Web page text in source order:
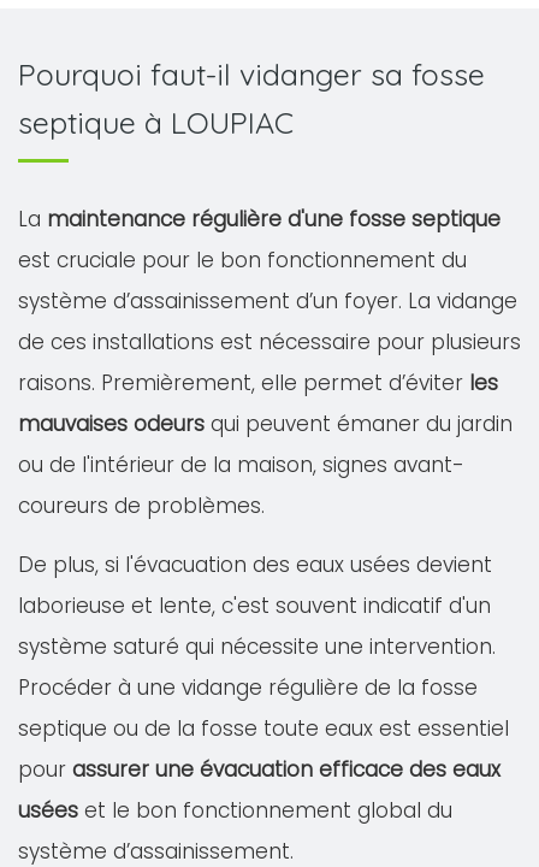
Pourquoi faut-il vidanger sa fosse
septique à LOUPIAC
La maintenance régulière d'une fosse septique
est cruciale pour le bon fonctionnement du
système d’assainissement d’un foyer. La vidange
de ces installations est nécessaire pour plusieurs
raisons. Premièrement, elle permet d’éviter les
mauvaises odeurs qui peuvent émaner du jardin
ou de l'intérieur de la maison, signes avant-
coureurs de problèmes.
De plus, si l'évacuation des eaux usées devient
laborieuse et lente, c'est souvent indicatif d'un
système saturé qui nécessite une intervention.
Procéder à une vidange régulière de la fosse
septique ou de la fosse toute eaux est essentiel
pour assurer une évacuation efficace des eaux
usées et le bon fonctionnement global du
système d’assainissement.